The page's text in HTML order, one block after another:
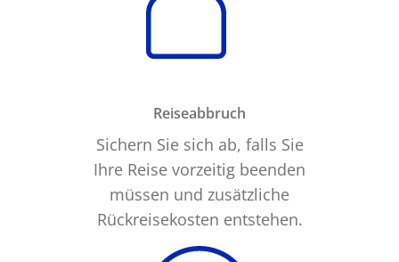
Reiseabbruch
Sichern Sie sich ab, falls Sie
Ihre Reise vorzeitig beenden
müssen und zusätzliche
Rückreisekosten entstehen.